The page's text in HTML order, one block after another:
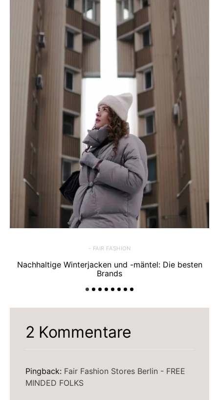
- FAIR FASHION
Nachhaltige Winterjacken und -mäntel: Die besten
Brands
2 Kommentare
Pingback: Fair Fashion Stores Berlin - FREE
MINDED FOLKS